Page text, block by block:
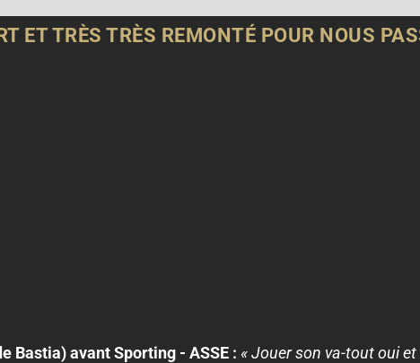
ET TRÈS TRÈS REMONTÉ POUR NOUS
Bastia) avant Sporting - ASSE : « Jouer son va-tout oui